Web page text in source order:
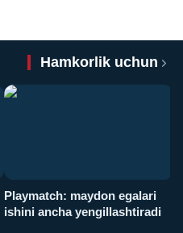
Hamkorlik uchun
Playmatch: maydon egalari
ishini ancha yengillashtiradi